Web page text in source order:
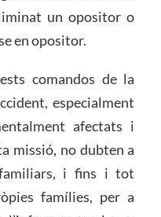
un opositor o
en opositor.
comandos de la
especialment
afectats i
missió, no dubten a
i fins i tot
famílies, per a